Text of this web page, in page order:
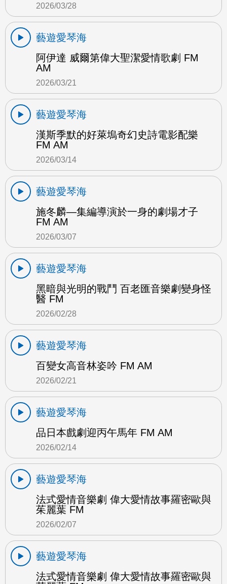
2026/03/28
藝遊愛琴海
阿伊達 威爾第偉大聖潔愛情歌劇 FM
AM
2026/03/21
藝遊愛琴海
漢斯季默的好萊塢奇幻史詩電影配樂
FM AM
2026/03/14
藝遊愛琴海
施冬麟—集編導演於一身的劇場才子
FM AM
2026/03/07
藝遊愛琴海
黑暗與光明的戰鬥 百老匯音樂劇變身怪
醫 FM
2026/02/28
藝遊愛琴海
百變女高音林姿吟 FM AM
2026/02/21
藝遊愛琴海
品日本戲劇迎丙午馬年 FM AM
2026/02/14
藝遊愛琴海
法式愛情音樂劇 偉大愛情故事羅密歐與
茱麗葉 FM
2026/02/07
藝遊愛琴海
法式愛情音樂劇 偉大愛情故事羅密歐與